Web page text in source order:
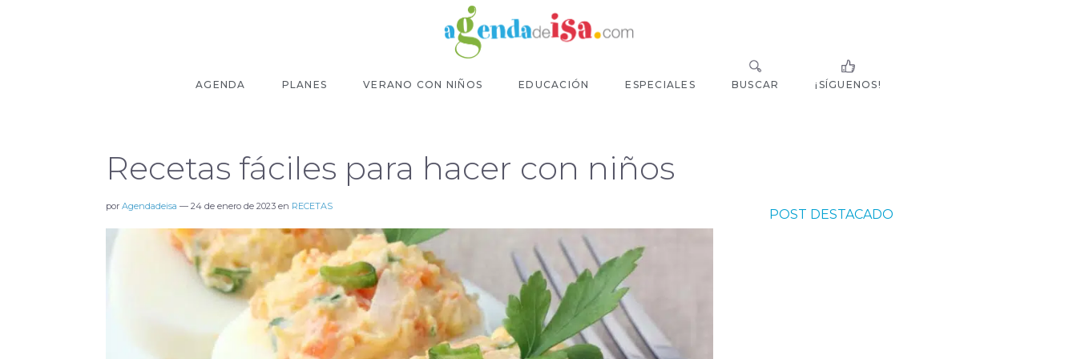
AGENDA PLANES VERANO CON NIÑOS EDUCACIÓN ESPECIALES BUSCAR ¡SÍGUENOS!
Recetas fáciles para hacer con niños
por Agendadeisa — 24 de enero de 2023 en RECETAS
POST DESTACADO